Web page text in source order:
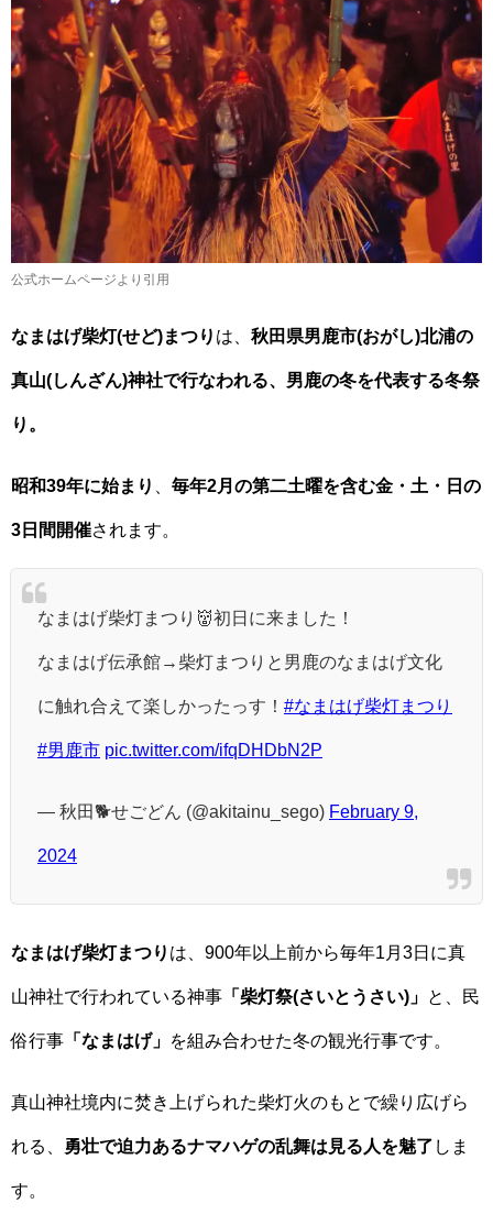
公式ホームページより引用
なまはげ柴灯(せど)まつり は、 秋田県男鹿市(おがし)北浦の
真山(しんざん)神社で行なわれる、男鹿の冬を代表する冬祭
り。
昭和39年に始まり 毎年2月の第二土曜を含む金・土・日の
3日間開催されます。
なまはげ柴灯まつり👹初日に来ました！
なまはげ伝承館→柴灯まつりと男鹿のなまはげ文化
に触れ合えて楽しかったっす！ #なまはげ柴灯まつり
#男鹿市 pic.twitter.com/ifqDHDbN2P
— 秋田🐕せごどん (@akitainu_sego) February 9,
2024
なまはげ柴灯まつり は、900年以上前から毎年1月3日に真
山神社で行われている神事 「柴灯祭(さいとうさい)」 と、民
俗行事 「なまはげ」 を組み合わせた冬の観光行事です。
真山神社境内に焚き上げられた柴灯火のもとで繰り広げら
れる、 勇壮で迫力あるナマハゲの乱舞は見る人を魅了 しま
す。